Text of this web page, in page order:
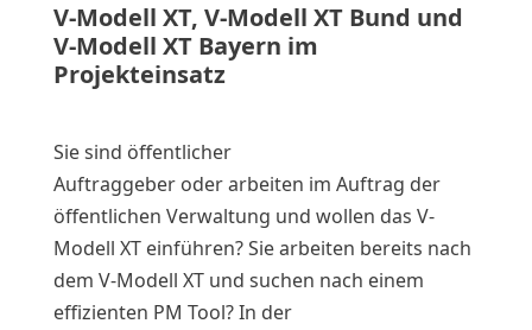
V-Modell XT, V-Modell XT Bund und
V-Modell XT Bayern im
Projekteinsatz
Sie sind öffentlicher
Auftraggeber oder arbeiten im Auftrag der
öffentlichen Verwaltung und wollen das V-
Modell XT einführen? Sie arbeiten bereits nach
dem V-Modell XT und suchen nach einem
effizienten PM Tool? In der